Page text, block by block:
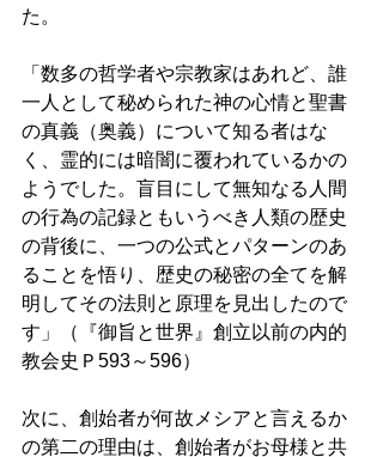
た。
「数多の哲学者や宗教家はあれど、誰
一人として秘められた神の心情と聖書
の真義（奥義）について知る者はな
く、霊的には暗闇に覆われているかの
ようでした。盲目にして無知なる人間
の行為の記録ともいうべき人類の歴史
の背後に、一つの公式とパターンのあ
ることを悟り、歴史の秘密の全てを解
明してその法則と原理を見出したので
す」（『御旨と世界』創立以前の内的
教会史Ｐ593～596）
次に、創始者が何故メシアと言えるか
の第二の理由は、創始者がお母様と共